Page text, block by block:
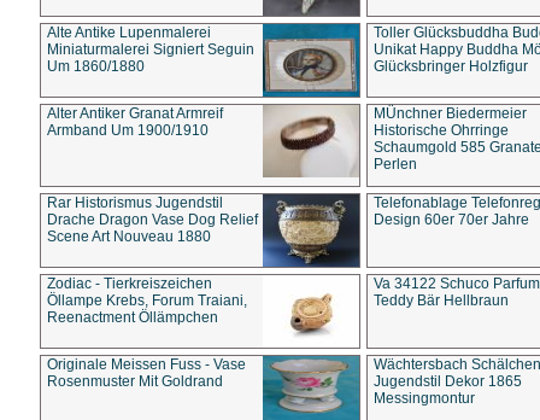
Alte Antike Lupenmalerei
Miniaturmalerei Signiert Seguin
Um 1860/1880
Toller Glücksbuddha
Unikat Happy Buddha
Glücksbringer Holzfigur
Alter Antiker Granat Armreif
Armband Um 1900/1910
MÜnchner Biedermeier
Historische Ohrringe
Schaumgold 585
Perlen
Rar Historismus Jugendstil
Drache Dragon Vase Dog Relief
Scene Art Nouveau 1880
Telefonablage
Design 60er 70er Jahre
Zodiac - Tierkreiszeichen
Öllampe Krebs, Forum Traiani,
Reenactment Öllämpchen
Va 34122 Schuco
Teddy Bär Hellbraun
Originale Meissen Fuss - Vase
Rosenmuster Mit Goldrand
Wächtersbach Schälchen
Jugendstil Dekor 1865
Messingmontur